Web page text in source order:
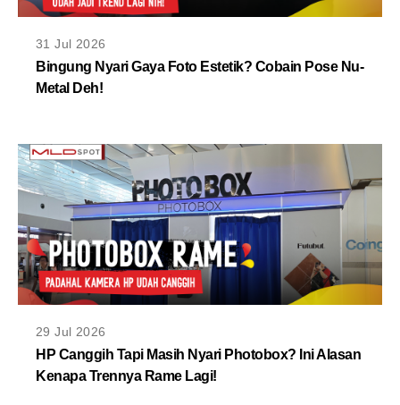
VIDEOS
MLDPOINTS
31 Jul 2026
Bingung Nyari Gaya Foto Estetik? Cobain Pose Nu-
Metal Deh!
29 Jul 2026
HP Canggih Tapi Masih Nyari Photobox? Ini Alasan
Kenapa Trennya Rame Lagi!